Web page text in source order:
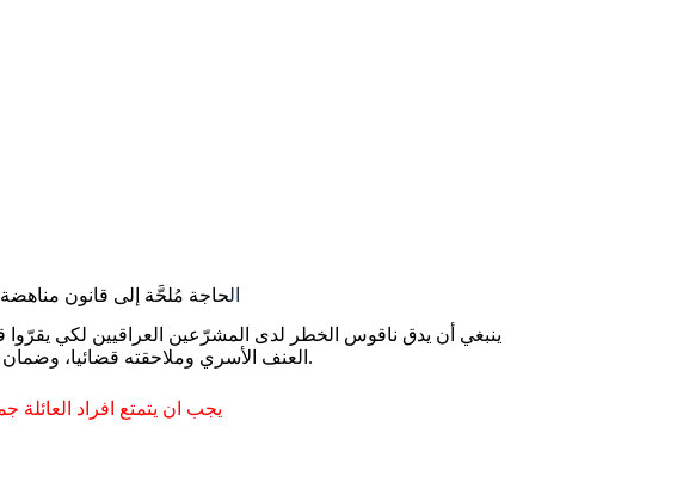
الحاجة مُلحَّة إلى قانون
العنف الأسري وملاحقته قضائيا، وضمان العقوبات المناسبة للعنف ضد المرأة.
يجب ان يتمتع افراد العائلة